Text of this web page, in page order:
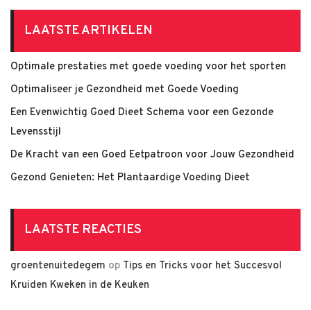
LAATSTE ARTIKELEN
Optimale prestaties met goede voeding voor het sporten
Optimaliseer je Gezondheid met Goede Voeding
Een Evenwichtig Goed Dieet Schema voor een Gezonde
Levensstijl
De Kracht van een Goed Eetpatroon voor Jouw Gezondheid
Gezond Genieten: Het Plantaardige Voeding Dieet
LAATSTE REACTIES
groentenuitedegem op Tips en Tricks voor het Succesvol
Kruiden Kweken in de Keuken